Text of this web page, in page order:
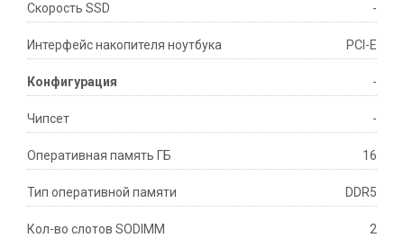
Скорость SSD -
Интерфейс накопителя ноутбука PCI-E
Конфигурация -
Чипсет -
Оперативная память ГБ 16
Тип оперативной памяти DDR5
Кол-во слотов SODIMM 2